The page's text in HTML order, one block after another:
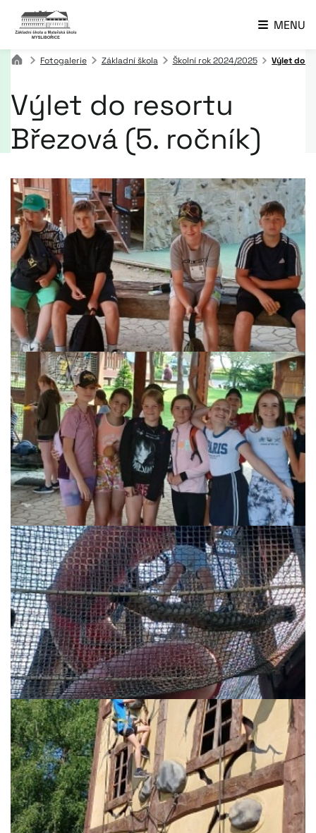
MENU
Fotogalerie Základní škola Školní rok 2024/2025 Výlet do
Výlet do resortu
Březová (5. ročník)